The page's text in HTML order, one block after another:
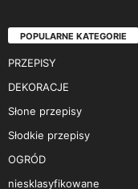
POPULARNE KATEGORIE
PRZEPISY
DEKORACJE
Słone przepisy
Słodkie przepisy
OGRÓD
niesklasyfikowane